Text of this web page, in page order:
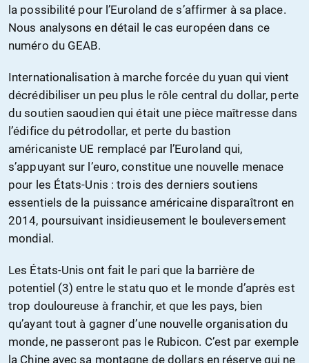
la possibilité pour l’Euroland de s’affirmer à sa place.
Nous analysons en détail le cas européen dans ce
numéro du GEAB.
Internationalisation à marche forcée du yuan qui vient
décrédibiliser un peu plus le rôle central du dollar, perte
du soutien saoudien qui était une pièce maîtresse dans
l’édifice du pétrodollar, et perte du bastion
américaniste UE remplacé par l’Euroland qui,
s’appuyant sur l’euro, constitue une nouvelle menace
pour les États-Unis : trois des derniers soutiens
essentiels de la puissance américaine disparaîtront en
2014, poursuivant insidieusement le bouleversement
mondial.
Les États-Unis ont fait le pari que la barrière de
potentiel (3) entre le statu quo et le monde d’après est
trop douloureuse à franchir, et que les pays, bien
qu’ayant tout à gagner d’une nouvelle organisation du
monde, ne passeront pas le Rubicon. C’est par exemple
la Chine avec sa montagne de dollars en réserve qui ne